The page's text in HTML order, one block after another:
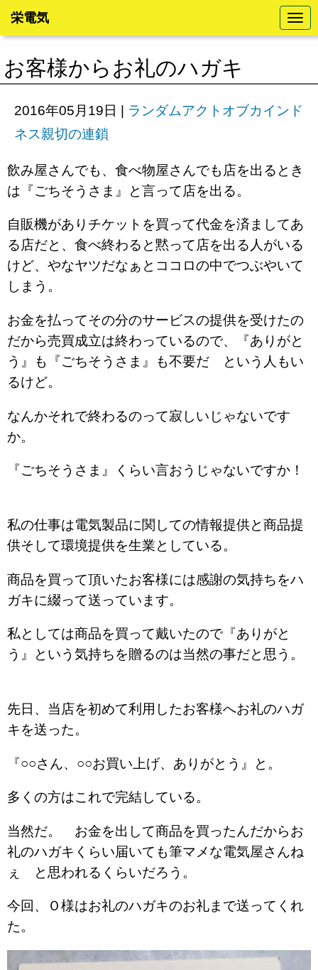
N
a
v
t
o
n
栄電気
お客様からお礼のハガキ
2016年05月19日 | ランダムアクトオブカインド
ネス親切の連鎖
飲み屋さんでも、食べ物屋さんでも店を出るとき
は『ごちそうさま』と言って店を出る。
自販機がありチケットを買って代金を済ましてあ
る店だと、食べ終わると黙って店を出る人がいる
けど、やなヤツだなぁとココロの中でつぶやいて
しまう。
お金を払ってその分のサービスの提供を受けたの
だから売買成立は終わっているので、『ありがと
う』も『ごちそうさま』も不要だ という人もい
るけど。
なんかそれで終わるのって寂しいじゃないです
か。
『ごちそうさま』くらい言おうじゃないですか！
私の仕事は電気製品に関しての情報提供と商品提
供そして環境提供を生業としている。
商品を買って頂いたお客様には感謝の気持ちをハ
ガキに綴って送っています。
私としては商品を買って戴いたので『ありがと
う』という気持ちを贈るのは当然の事だと思う。
先日、当店を初めて利用したお客様へお礼のハガ
キを送った。
『○○さん、○○お買い上げ、ありがとう』と。
多くの方はこれで完結している。
当然だ。 お金を出して商品を買ったんだからお
礼のハガキくらい届いても筆マメな電気屋さんね
ぇ と思われるくらいだろう。
今回、Ｏ様はお礼のハガキのお礼まで送ってくれ
た。